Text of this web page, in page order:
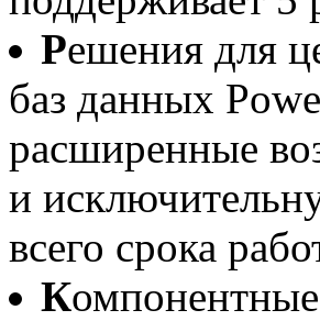
Решения для
баз данных
расширенные
и
всего срока
К